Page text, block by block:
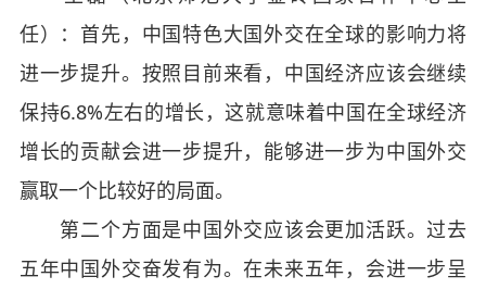
任）：首先，中国特色大国外交在全球的影响力将
进一步提升。按照目前来看，中国经济应该会继续
保持6.8%左右的增长，这就意味着中国在全球经济
增长的贡献会进一步提升，能够进一步为中国外交
赢取一个比较好的局面。
第二个方面是中国外交应该会更加活跃。过去
五年中国外交奋发有为。在未来五年，会进一步呈